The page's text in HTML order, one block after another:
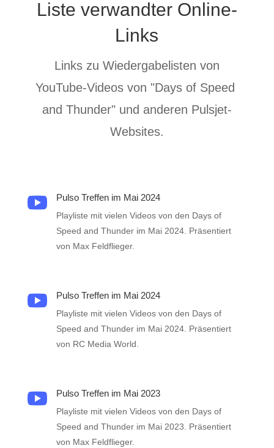
Liste verwandter Online-
Links
Links zu Wiedergabelisten von
YouTube-Videos von "Days of Speed ​​
and Thunder" und anderen Pulsjet-
Websites.
 Pulso Treffen im Mai 2024
Playliste mit vielen Videos von den Days of
Speed and Thunder im Mai 2024. Präsentiert
von Max Feldflieger.
 Pulso Treffen im Mai 2024
Playliste mit vielen Videos von den Days of
Speed and Thunder im Mai 2024. Präsentiert
von RC Media World.
 Pulso Treffen im Mai 2023
Playliste mit vielen Videos von den Days of
Speed and Thunder im Mai 2023. Präsentiert
von Max Feldflieger.